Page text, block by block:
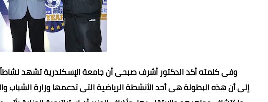
وفى كلمته أكد الدكتور أشرف صبحى أن جامعة الإسكندرية تشهد نشاطاً
إلى أن هذه البطولة هى أحد الأنشطة الرياضية التى تدعمها وزارة الشباب